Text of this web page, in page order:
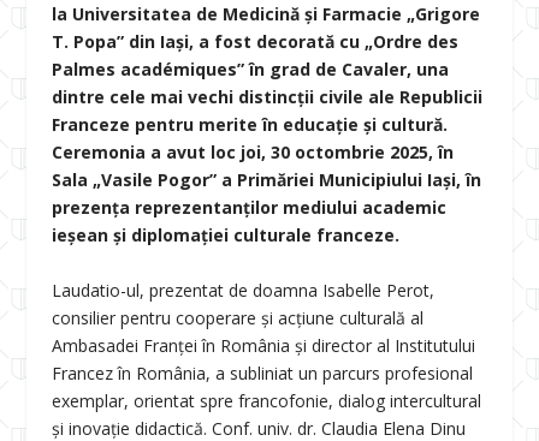
la Universitatea de Medicină și Farmacie „Grigore
T. Popa” din Iași, a fost decorată cu „Ordre des
Palmes académiques” în grad de Cavaler, una
dintre cele mai vechi distincții civile ale Republicii
Franceze pentru merite în educație și cultură.
Ceremonia a avut loc joi, 30 octombrie 2025, în
Sala „Vasile Pogor” a Primăriei Municipiului Iași, în
prezența reprezentanților mediului academic
ieșean și diplomației culturale franceze.
Laudatio-ul, prezentat de doamna Isabelle Perot,
consilier pentru cooperare și acțiune culturală al
Ambasadei Franței în România și director al Institutului
Francez în România, a subliniat un parcurs profesional
exemplar, orientat spre francofonie, dialog intercultural
și inovație didactică. Conf. univ. dr. Claudia Elena Dinu